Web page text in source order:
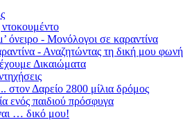
όνειρο - Μονόλογοι σε καραντίνα
- Αναζητώντας τη δική μου φωνή
Δικαιώματα
στον Δαρείο 2800 μίλια δρόμος
ενός παιδιού πρόσφυγα
… δικό μου!